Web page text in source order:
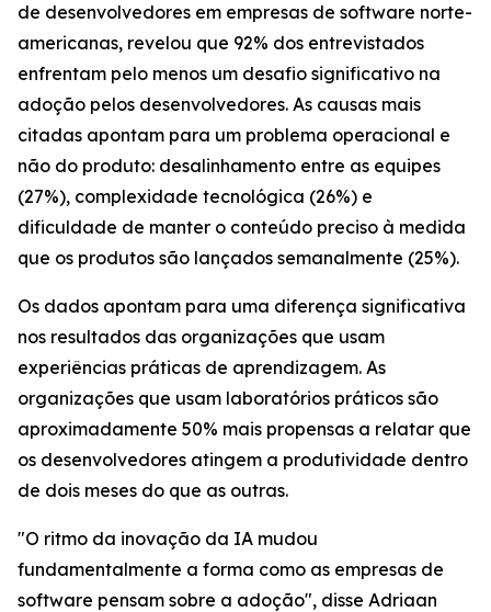
de desenvolvedores em empresas de software norte-
americanas, revelou que 92% dos entrevistados
enfrentam pelo menos um desafio significativo na
adoção pelos desenvolvedores. As causas mais
citadas apontam para um problema operacional e
não do produto: desalinhamento entre as equipes
(27%), complexidade tecnológica (26%) e
dificuldade de manter o conteúdo preciso à medida
que os produtos são lançados semanalmente (25%).
Os dados apontam para uma diferença significativa
nos resultados das organizações que usam
experiências práticas de aprendizagem. As
organizações que usam laboratórios práticos são
aproximadamente 50% mais propensas a relatar que
os desenvolvedores atingem a produtividade dentro
de dois meses do que as outras.
"O ritmo da inovação da IA mudou
fundamentalmente a forma como as empresas de
software pensam sobre a adoção", disse Adriaan